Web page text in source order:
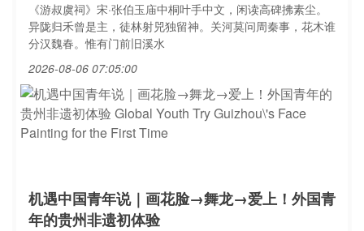
《游叔虞祠》宋·张伯玉庙中桐叶手中文，闲读高碑拂素尘。
异陇归禾曾是主，徒林射兕独留神。关河莫问周秦事，花木谁
分汉魏春。惟有门前旧溪水
2026-08-06 07:05:00
机遇中国青年说｜画花脸→舞龙→爱上！外国青
年的贵州非遗初体验